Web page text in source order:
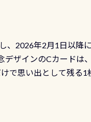
で下記のキャンペー
た方は、上記の水
でこの水検査も出し
長良川は日本三大清
市に始まり、美濃を
唯一河川で選ばれた
原からのエントリー
2026年2月1日以降
ザインのCカードは
で思い出として残る1